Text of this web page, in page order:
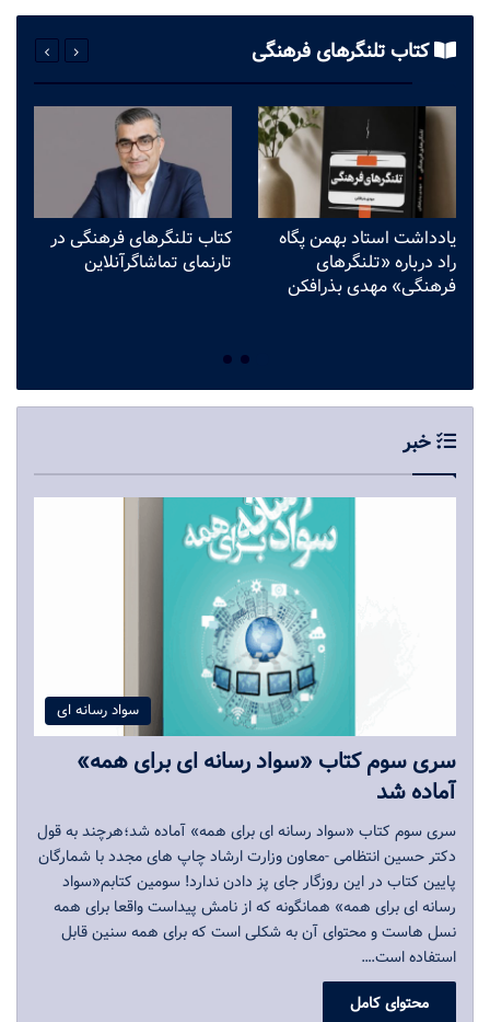
کتاب تلنگرهای فرهنگی
یادداشت استاد بهمن پگاه
راد درباره «تلنگرهای
فرهنگی» مهدی بذرافکن
کتاب تلنگرهای فرهنگی در
تارنمای تماشاگرآنلاین
خبر
سواد رسانه ای
سری سوم کتاب «سواد رسانه ای برای همه»
آماده شد
سری سوم کتاب «سواد رسانه ای برای همه» آماده شد؛هرچند به قول
دکتر حسین انتظامی -معاون وزارت ارشاد چاپ های مجدد با شمارگان
پایین کتاب در این روزگار جای پز دادن ندارد! سومین کتابم«سواد
رسانه ای برای همه» همانگونه که از نامش پیداست واقعا برای همه
نسل هاست و محتوای آن به شکلی است که برای همه سنین قابل
استفاده است.…
محتوای کامل